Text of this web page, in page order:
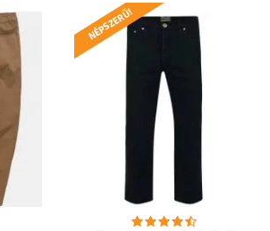
NÉPSZERŰ!